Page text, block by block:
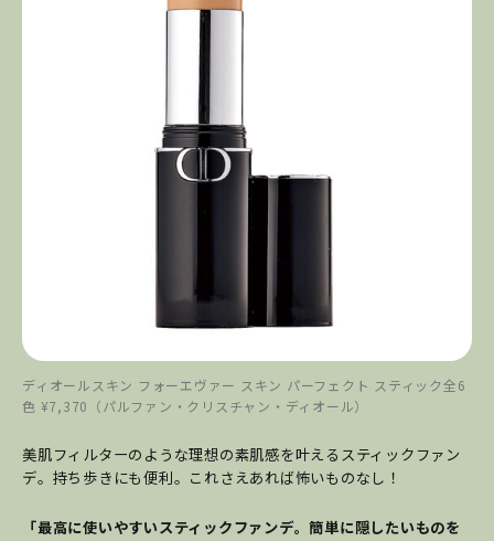
ディオールスキン フォーエヴァー スキン パーフェクト スティック全6
色 ¥7,370（パルファン・クリスチャン・ディオール）
美肌フィルターのような理想の素肌感を叶えるスティックファン
デ。持ち歩きにも便利。これさえあれば怖いものなし！
「最高に使いやすいスティックファンデ。簡単に隠したいものを